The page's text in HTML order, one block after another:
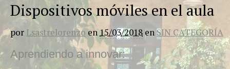
Dispositivos móviles en el aula
por Lsastrelorenzo en15/03/2018enSIN CATEGORÍA
Aprendiendo a innovar: